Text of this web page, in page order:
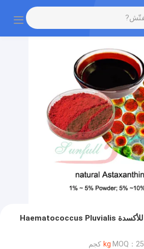
مسحوق طبيعي مضاد للأكسدة Haematococcus Pluvialis
MOQ：25 كجم